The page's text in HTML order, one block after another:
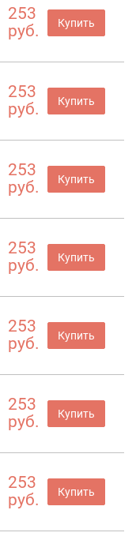
253
руб.
Купить
253
руб.
Купить
253
руб.
Купить
253
руб.
Купить
253
руб.
Купить
253
руб.
Купить
253
руб.
Купить